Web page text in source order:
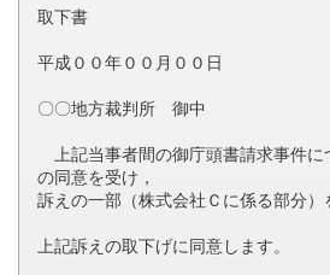
取下書
平成００年００月００日
〇〇地方裁判所 御中
上記当事者間の御庁頭書請求事件に
の同意を受け，
訴えの一部（株式会社Ｃに係る部分）
上記訴えの取下げに同意します。